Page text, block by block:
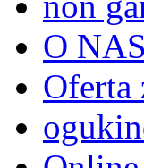
O NAS
Oferta